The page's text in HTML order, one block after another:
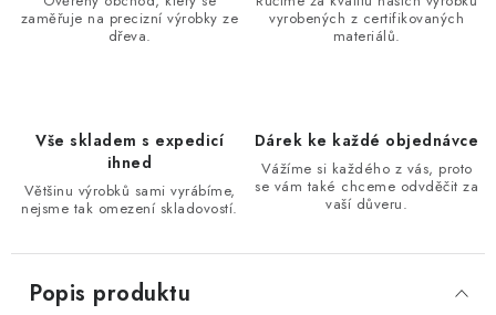
zaměřuje na precizní výrobky ze
dřeva.
vyrobených z certifikovaných
materiálů.
Vše skladem s expedicí
ihned
Většinu výrobků sami vyrábíme,
nejsme tak omezení skladovostí.
Dárek ke každé objednávce
Vážíme si každého z vás, proto
se vám také chceme odvděčit za
vaší důveru.
Popis produktu